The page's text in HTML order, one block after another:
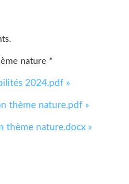
2024.pdf »
thème nature.pdf »
thème nature.docx »